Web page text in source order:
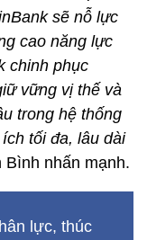
sẽ nỗ lực
cao năng lực
chinh phục
vững vị thế và
trong hệ thống
tối đa, lâu dài
nhấn mạnh.
lực, thúc